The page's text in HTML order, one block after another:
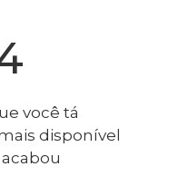
você tá
disponível